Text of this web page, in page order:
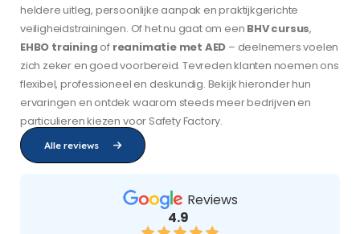
heldere uitleg, persoonlijke aanpak en praktijkgerichte
veiligheidstrainingen. Of het nu gaat om een BHV cursus,
EHBO training of reanimatie met AED – deelnemers voelen
zich zeker en goed voorbereid. Tevreden klanten noemen ons
flexibel, professioneel en deskundig. Bekijk hieronder hun
ervaringen en ontdek waarom steeds meer bedrijven en
particulieren kiezen voor Safety Factory.
Alle reviews
Reviews
4.9